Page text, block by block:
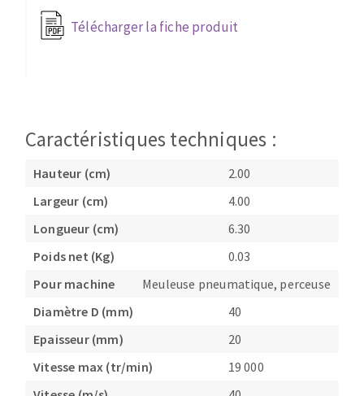
Tourets
Télécharger la fiche produit
Caractéristiques techniques :
Hauteur (cm)
2.00
Largeur (cm)
4.00
Longueur (cm)
6.30
Poids net (Kg)
0.03
Pour machine
Meuleuse pneumatique, perceuse
Diamètre D (mm)
40
Epaisseur (mm)
20
Vitesse max (tr/min)
19 000